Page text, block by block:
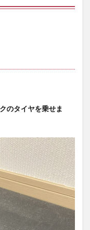
のタイヤを乗せま